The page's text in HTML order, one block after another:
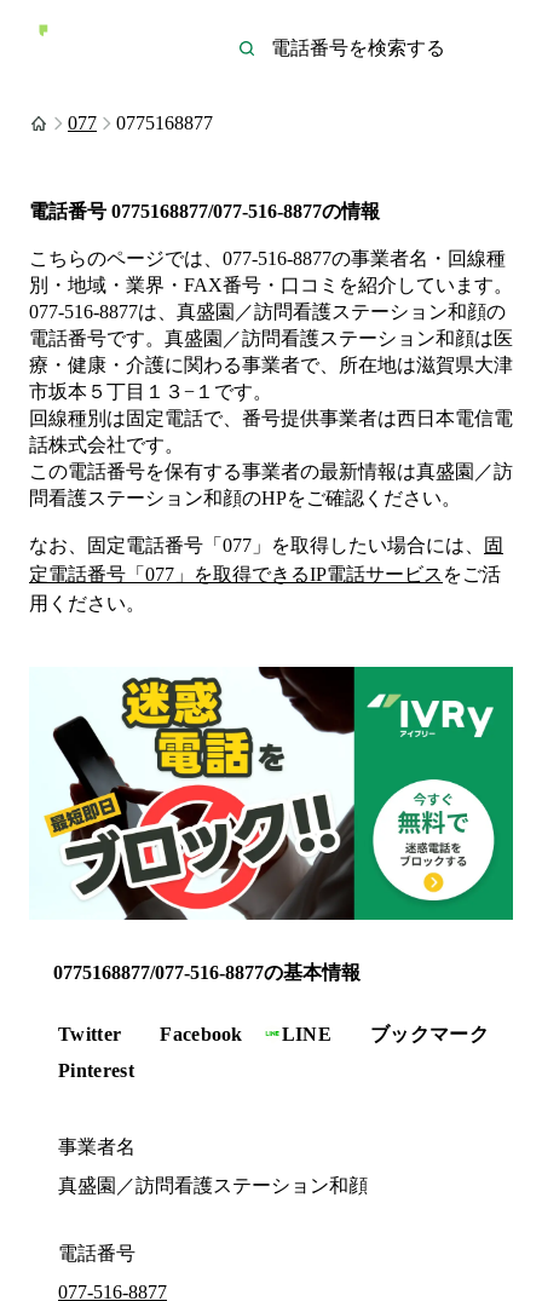
077 0775168877
電話番号 0775168877/077-516-8877の情報
こちらのページでは、 077-516-8877の事業者名・回線種
別・地域・業界・FAX番号・口コミを紹介しています。
077-516-8877は、 真盛園／訪問看護ステーション和顔の
電話番号です。 真盛園／訪問看護ステーション和顔は医
療・健康・介護に関わる事業者で、所在地は滋賀県大津
市坂本５丁目１３−１ です。
回線種別は固定電話で、番号提供事業者は西日本電信電
話株式会社です。
この電話番号を保有する事業者の最新情報は真盛園／訪
問看護ステーション和顔のHPをご確認ください。
なお、固定電話番号「 077 」を取得したい場合には、
固
定電話番号「 077 」を取得できるIP電話サービス をご活
用ください。
0775168877/077-516-8877の基本情報
Twitter Facebook LINE
ブックマーク
Pinterest
事業者名
真盛園／訪問看護ステーション和顔
電話番号
077-516-8877